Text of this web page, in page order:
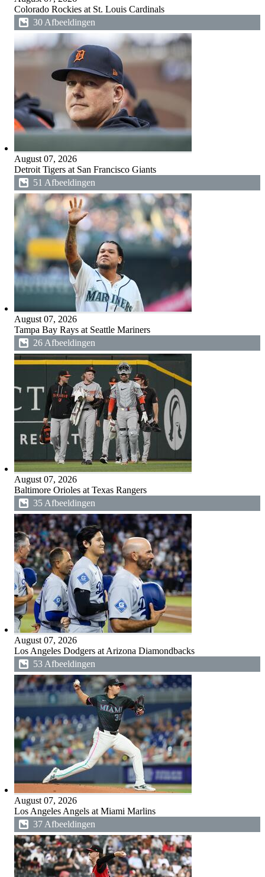
Colorado Rockies at St. Louis Cardinals
30 Afbeeldingen
August 07, 2026
Detroit Tigers at San Francisco Giants
51 Afbeeldingen
August 07, 2026
Tampa Bay Rays at Seattle Mariners
26 Afbeeldingen
August 07, 2026
Baltimore Orioles at Texas Rangers
35 Afbeeldingen
August 07, 2026
Los Angeles Dodgers at Arizona Diamondbacks
53 Afbeeldingen
August 07, 2026
Los Angeles Angels at Miami Marlins
37 Afbeeldingen